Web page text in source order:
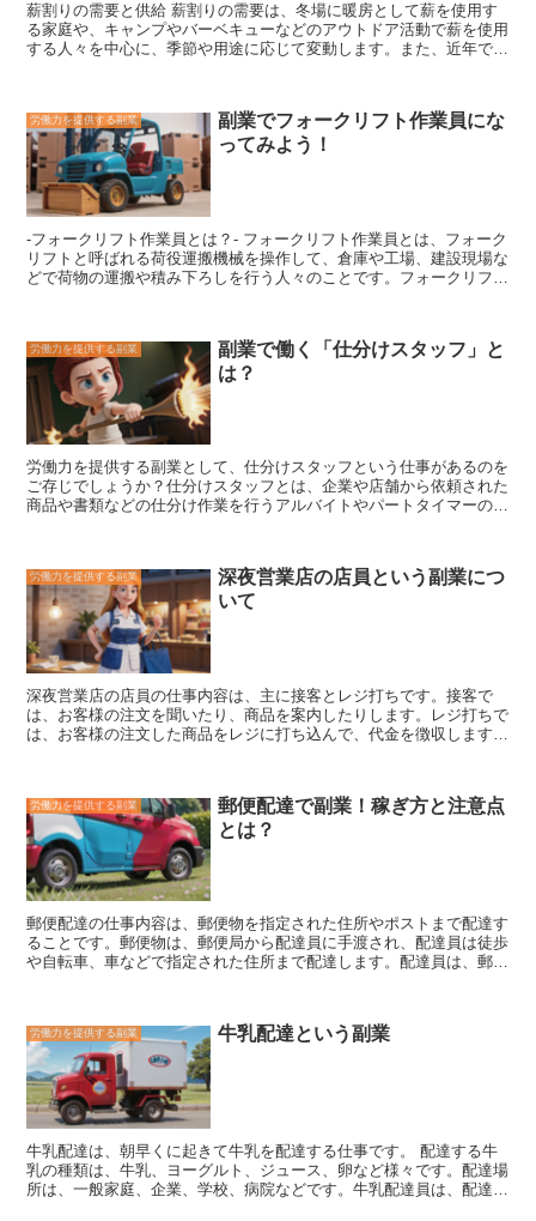
薪割りの需要と供給 薪割りの需要は、冬場に暖房として薪を使用す
る家庭や、キャンプやバーベキューなどのアウトドア活動で薪を使用
する人々を中心に、季節や用途に応じて変動します。また、近年で
りの供給は、薪の生産や販売を行う業者や、個人で薪割りを行う人々
によって行われています。薪の生産や販売を行う業者は、山林から木
材を伐採し、薪割りの機械を使用して薪を生産します。個人で薪割り
を行う人々は、山林から落ちた枯れ木などを集め、斧や薪割り機を使
用して薪を割ります。薪割りの需要と供給の関係は、季節や用途によ
って変動するため、常に一定ではありません。しかし、近年では、薪
ストーブやペレットストーブなどの薪を燃料とする暖房器具の人気が
高まっており、薪の需要は増加傾向にあります。そのため、薪割りの
供給も増加しており、薪割りの需要と供給のバランスは概ね均衡して
いると言えます。
労働力を提供する副業
副業でフォークリフト作業員にな
ってみよう！
-フォークリフト作業員とは？- フォークリフト作業員とは、フォーク
リフトと呼ばれる荷役運搬機械を操作して、倉庫や工場、建設現場な
どで荷物の運搬や積み下ろしを行う人々のことです。フォークリフト
け、安全かつ効率的に作業を行う必要があります。フォークリフト作
業員は、正社員として企業に雇用される場合と、派遣社員やアルバイ
トとして働く場合があります。また、フォークリフト作業員になるた
めの資格制度は無く、誰でもフォークリフトの操作を習得すればフォ
ークリフト作業員として働くことができます。
労働力を提供する副業
副業で働く「仕分けスタッフ」と
は？
労働力を提供する副業として、仕分けスタッフという仕事があるのを
ご存じでしょうか？仕分けスタッフとは、企業や店舗から依頼された
商品や書類などの仕分け作業を行うアルバイトやパートタイマーのこ
ます。仕事内容は、商品や書類を仕分ける作業がメインですが、場合
によっては、梱包作業や在庫管理作業なども行うことがあります。仕
分けスタッフは、基本的にはシフト制で働きますが、中には、フルタ
イムで働く人もいます。
労働力を提供する副業
深夜営業店の店員という副業につ
いて
深夜営業店の店員の仕事内容は、主に接客とレジ打ちです。接客で
は、お客様の注文を聞いたり、商品を案内したりします。レジ打ちで
は、お客様の注文した商品をレジに打ち込んで、代金を徴収します。
め、他の仕事と掛け持ちして、副業として働くことができます。
夜営業店の店員の仕事は、時給制であることが多く、基本的には、勤
務時間に応じて給与が支払われます。しかし、深夜営業店では、深夜
帯の勤務手当が支給されることもあるので、通常の時間帯よりも時給
が高くなる場合があります。 深夜営業店の店員の仕事は、体力的に
大変な仕事ですが、副業として働くのであれば、比較的ハードルの低
い仕事です。また、深夜営業店では、接客を経験することができるの
で、他の接客業に転職する際にも役に立つ経験になります。
労働力を提供する副業
郵便配達で副業！稼ぎ方と注意点
とは？
郵便配達の仕事内容は、郵便物を指定された住所やポストまで配達す
ることです。郵便物は、郵便局から配達員に手渡され、配達員は徒歩
や自転車、車などで指定された住所まで配達します。配達員は、郵便
確実に受取人に手渡すか、郵便受けに投函する必要があります。 * 配
達員は、郵便物を紛失したり、破損したりしてはなりません。 * 配達
員は、郵便物を盗んだり、開封したりしてはなりません。 * 配達員
は、郵便配達の際に、安全に注意する必要があります。 * 配達員は、
郵便配達の際に、丁寧な態度で対応する必要があります。
労働力を提供する副業 牛乳配達という副業
牛乳配達は、朝早くに起きて牛乳を配達する仕事です。
配達する牛
乳の種類は、牛乳、ヨーグルト、ジュース、卵など様々です。配達場
所は、一般家庭、企業、学校、病院などです。牛乳配達員は、配達す